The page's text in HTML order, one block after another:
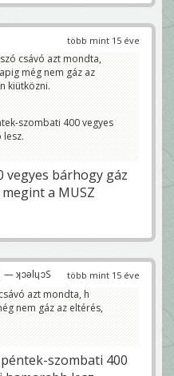
több mint 15 éve
csávó azt mondta,
még nem gáz az
kiütközni.
szombati 400 vegyes
vegyes bárhogy gáz
a MUSZ
több mint 15 éve
— ʞɔǝlɥɔS
azt mondta, h
nem gáz az eltérés,
szombati 400